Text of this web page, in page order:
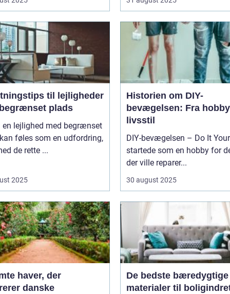
til lejligheder
plads
en lejlighed med begrænset
føles som en udfordring,
de rette ...
2025
Historien om DIY-
bevægelsen: Fra
livsstil
DIY-bevægelsen – Do It
startede som en hobby for
der ville reparer...
30 august 2025
haver, der
danske
De bedste bæredygtige
materialer til